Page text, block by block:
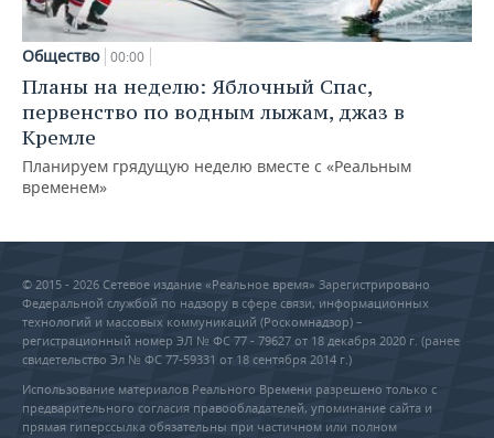
Общество 00:00
Планы на неделю: Яблочный Спас,
первенство по водным лыжам, джаз в
Кремле
Планируем грядущую неделю вместе с «Реальным
временем»
© 2015 - 2026 Сетевое издание «Реальное время» Зарегистрировано
Федеральной службой по надзору в сфере связи, информационных
технологий и массовых коммуникаций (Роскомнадзор) –
регистрационный номер ЭЛ № ФС 77 - 79627 от 18 декабря 2020 г. (ранее
свидетельство Эл № ФС 77-59331 от 18 сентября 2014 г.)
Использование материалов Реального Времени разрешено только с
предварительного согласия правообладателей, упоминание сайта и
прямая гиперссылка обязательны при частичном или полном